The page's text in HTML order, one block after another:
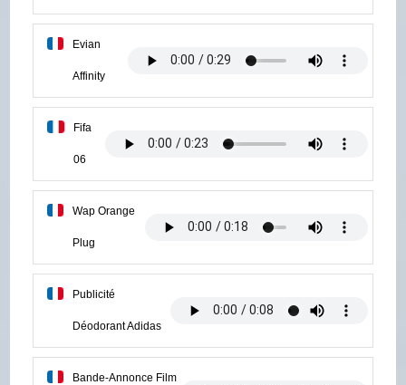
Evian
Affinity
Fifa
06
Wap Orange
Plug
Publicité
Déodorant Adidas
Bande-Annonce Film